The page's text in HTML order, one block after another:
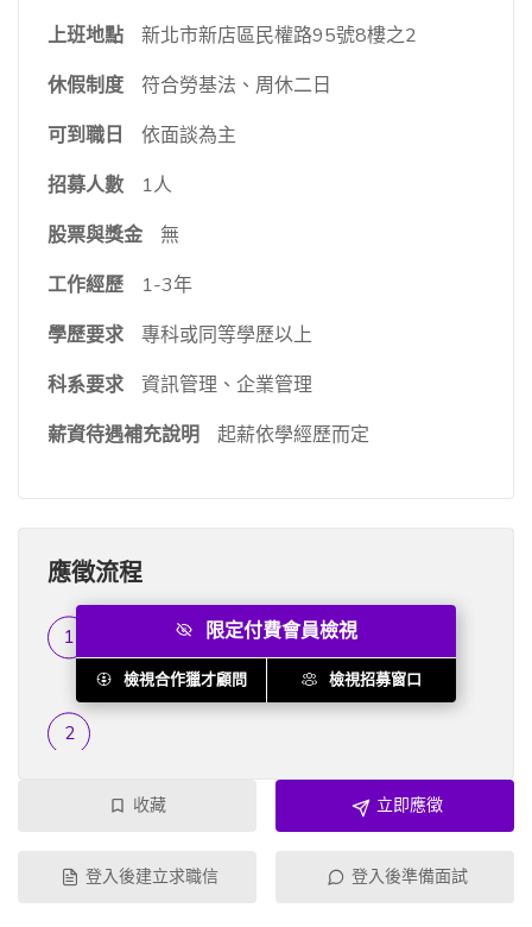
上班地點
新北市新店區民權路95號8樓之2
休假制度
符合勞基法、周休二日
可到職日
依面談為主
招募人數
1人
股票與獎金
無
工作經歷
1-3年
學歷要求
專科或同等學歷以上
科系要求
資訊管理、企業管理
薪資待遇補充說明
起薪依學經歷而定
應徵流程
履歷篩選
提供人資聯絡人...
限定付費會員檢視
檢視合作獵才顧問 檢視招募窗口
收藏 立即應徵
登入後建立求職信 登入後準備面試